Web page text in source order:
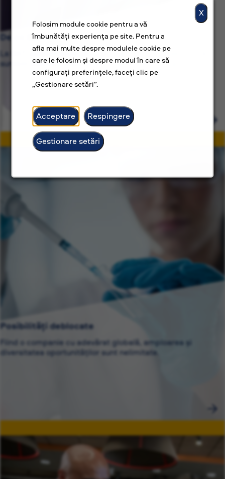
X
Folosim module cookie pentru a vă
îmbunătăți experiența pe site. Pentru a
afla mai multe despre modulele cookie pe
care le folosim și despre modul în care să
configurați preferințele, faceți clic pe
„Gestionare setări”.
Acceptare Respingere
Gestionare setări
De ce BAT?
La BAT, suntem dedicați nu numai unor locuri de muncă,
suntem dedicați unor cariere construite cu scop.
Posibilități deblocate
Fiind o companie cu adevărat globală, amploarea și
diversitatea oportunităților sunt nelimitate.